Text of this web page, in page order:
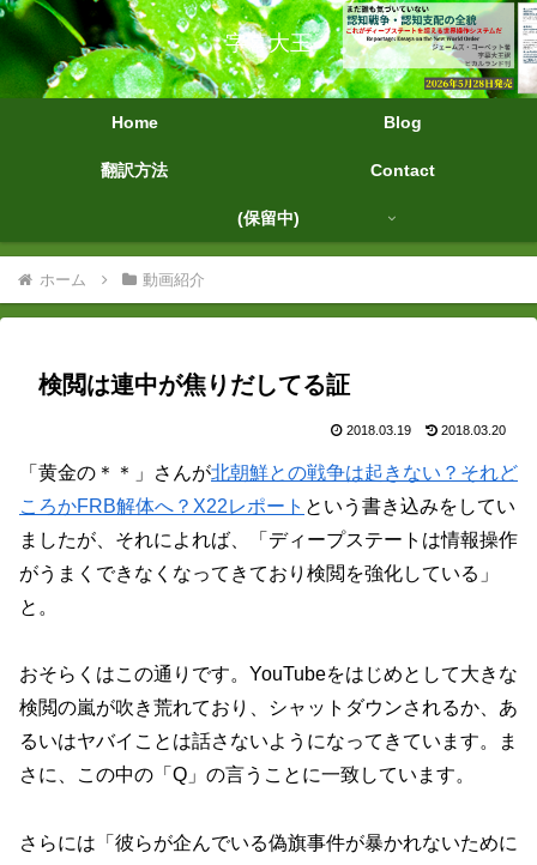
字幕大王
Home Blog
翻訳方法 Contact
(保留中)
ホーム 動画紹介
検閲は連中が焦りだしてる証
2018.03.19 2018.03.20
「黄金の＊＊」さんが北朝鮮との戦争は起きない？それど
ころかFRB解体へ？X22レポート という書き込みをしてい
ましたが、それによれば、「ディープステートは情報操作
がうまくできなくなってきており検閲を強化している」
と。
おそらくはこの通りです。YouTubeをはじめとして大きな
検閲の嵐が吹き荒れており、シャットダウンされるか、あ
るいはヤバイことは話さないようになってきています。ま
さに、この中の「Q」の言うことに一致しています。
さらには「彼らが企んでいる偽旗事件が暴かれないために